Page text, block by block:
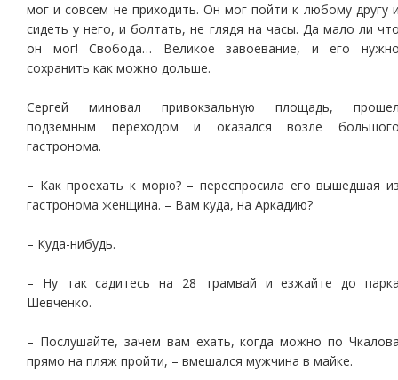
мог и совсем не приходить. Он мог пойти к любому другу
сидеть у него, и болтать, не глядя на часы. Да мало ли
он мог! Свобода… Великое завоевание, и его
сохранить как можно дольше.
Сергей миновал привокзальную площадь,
подземным переходом и оказался возле
гастронома.
– Как проехать к морю? – переспросила его вышедшая
гастронома женщина. – Вам куда, на Аркадию?
– Куда-нибудь.
– Ну так садитесь на 28 трамвай и езжайте до
Шевченко.
– Послушайте, зачем вам ехать, когда можно по
прямо на пляж пройти, – вмешался мужчина в майке.